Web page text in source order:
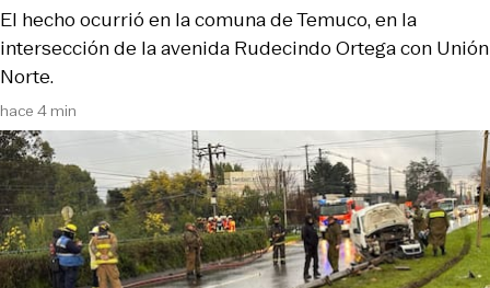
hace 4 min
El hecho ocurrió en la comuna de Temuco, en la
intersección de la avenida Rudecindo Ortega con Unión
Norte.